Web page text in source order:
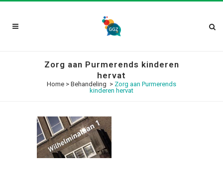
Zorg aan Purmerends kinderen
hervat
Home > Behandeling > Zorg aan Purmerends
kinderen hervat